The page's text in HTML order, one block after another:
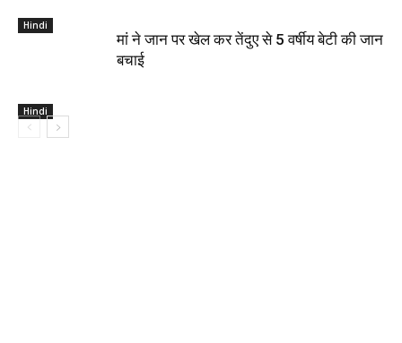
Hindi
Hindi
मां ने जान पर खेल कर तेंदुए से 5 वर्षीय बेटी की जान
बचाई